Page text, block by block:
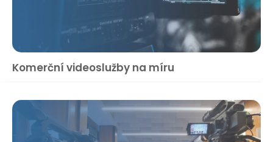
Komerční videoslužby na míru